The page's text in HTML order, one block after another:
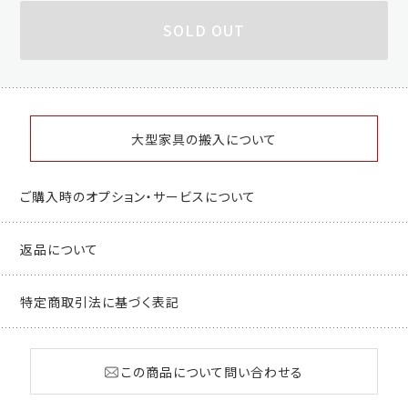
SOLD OUT
大型家具の搬入について
ご購入時のオプション・サービスについて
返品について
特定商取引法に基づく表記
この商品について問い合わせる